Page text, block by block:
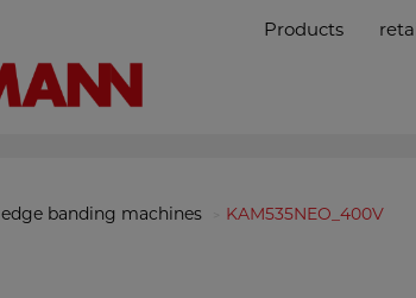
Products
edge banding machines KAM535NEO_400V